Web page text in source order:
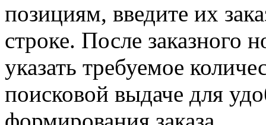
позициям, введите их
строке. После заказного
указать требуемое
поисковой выдаче для